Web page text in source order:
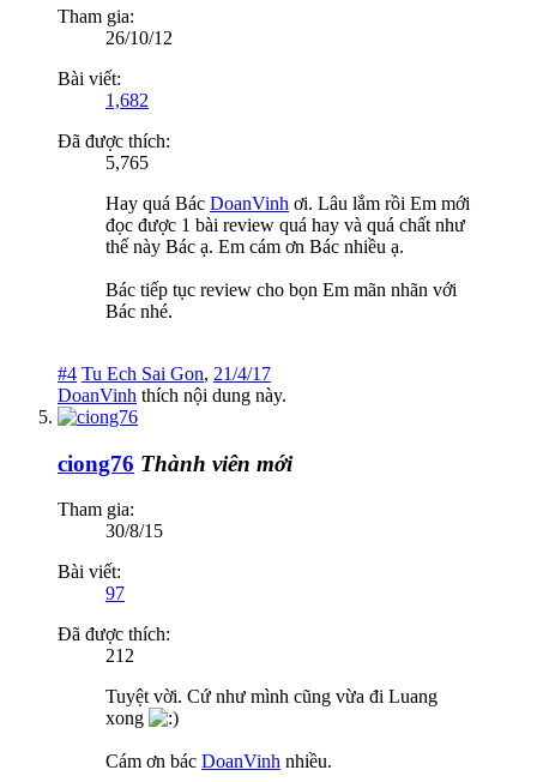
Tham gia:
26/10/12
Bài viết:
1,682
Đã được thích:
5,765
Hay quá Bác DoanVinh ơi. Lâu lắm rồi Em mới
đọc được 1 bài review quá hay và quá chất như
thế này Bác ạ. Em cám ơn Bác nhiều ạ.
Bác tiếp tục review cho bọn Em mãn nhãn với
Bác nhé.
#4 Tu Ech Sai Gon, 21/4/17
DoanVinh thích nội dung này.
ciong76 Thành viên mới
Tham gia:
30/8/15
Bài viết:
97
Đã được thích:
212
Tuyệt vời. Cứ như mình cũng vừa đi Luang
xong
Cám ơn bác DoanVinh nhiều.